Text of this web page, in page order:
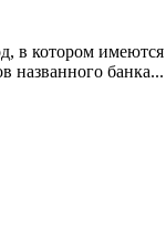
в котором
названного банка...